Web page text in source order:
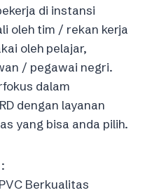
di instansi
oleh tim / rekan kerja
oleh pelajar,
/ pegawai negri.
dalam
dengan layanan
yang bisa anda pilih.
Berkualitas